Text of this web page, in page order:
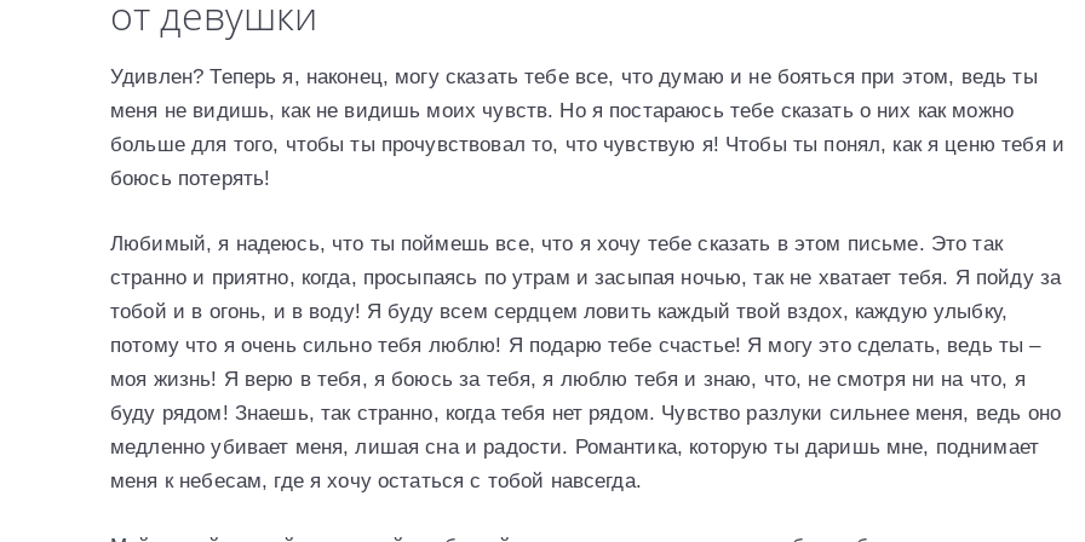
от девушки
Удивлен? Теперь я, наконец, могу сказать тебе все, что думаю и не бояться при этом, ведь ты
меня не видишь, как не видишь моих чувств. Но я постараюсь тебе сказать о них как можно
больше для того, чтобы ты прочувствовал то, что чувствую я! Чтобы ты понял, как я ценю тебя и
боюсь потерять!
Любимый, я надеюсь, что ты поймешь все, что я хочу тебе сказать в этом письме. Это так
странно и приятно, когда, просыпаясь по утрам и засыпая ночью, так не хватает тебя. Я пойду за
тобой и в огонь, и в воду! Я буду всем сердцем ловить каждый твой вздох, каждую улыбку,
потому что я очень сильно тебя люблю! Я подарю тебе счастье! Я могу это сделать, ведь ты –
моя жизнь! Я верю в тебя, я боюсь за тебя, я люблю тебя и знаю, что, не смотря ни на что, я
буду рядом! Знаешь, так странно, когда тебя нет рядом. Чувство разлуки сильнее меня, ведь оно
медленно убивает меня, лишая сна и радости. Романтика, которую ты даришь мне, поднимает
меня к небесам, где я хочу остаться с тобой навсегда.